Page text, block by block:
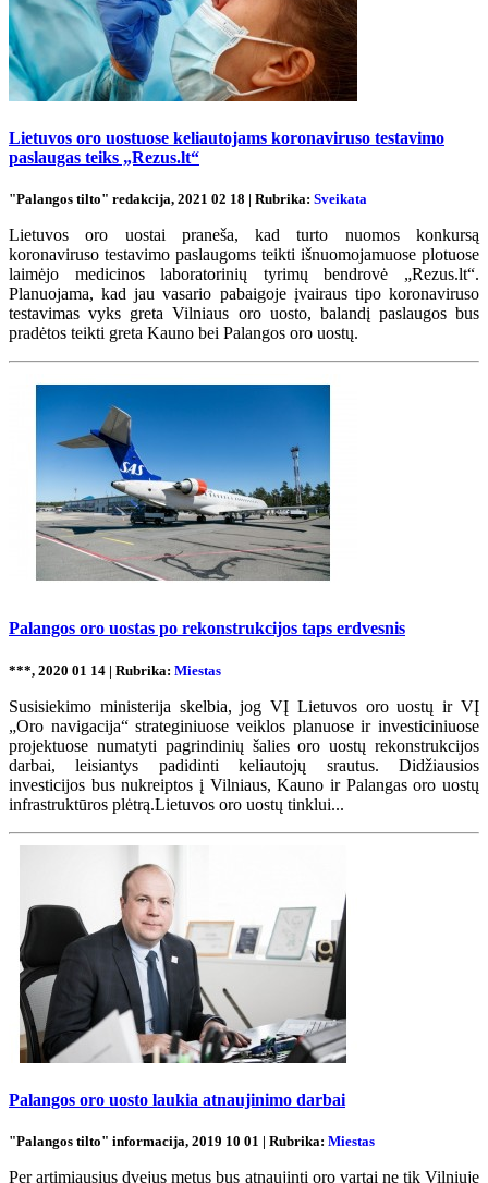
Lietuvos oro uostuose keliautojams koronaviruso testavimo
paslaugas teiks „Rezus.lt“
"Palangos tilto" redakcija, 2021 02 18 | Rubrika: Sveikata
Lietuvos oro uostai praneša, kad turto nuomos konkursą
koronaviruso testavimo paslaugoms teikti išnuomojamuose plotuose
laimėjo medicinos laboratorinių tyrimų bendrovė „Rezus.lt“.
Planuojama, kad jau vasario pabaigoje įvairaus tipo koronaviruso
testavimas vyks greta Vilniaus oro uosto, balandį paslaugos bus
pradėtos teikti greta Kauno bei Palangos oro uostų.
Palangos oro uostas po rekonstrukcijos taps erdvesnis
***, 2020 01 14 | Rubrika: Miestas
Susisiekimo ministerija skelbia, jog VĮ Lietuvos oro uostų ir VĮ
„Oro navigacija“ strateginiuose veiklos planuose ir investiciniuose
projektuose numatyti pagrindinių šalies oro uostų rekonstrukcijos
darbai, leisiantys padidinti keliautojų srautus. Didžiausios
investicijos bus nukreiptos į Vilniaus, Kauno ir Palangas oro uostų
infrastruktūros plėtrą.Lietuvos oro uostų tinklui...
Palangos oro uosto laukia atnaujinimo darbai
"Palangos tilto" informacija, 2019 10 01 | Rubrika: Miestas
Per artimiausius dvejus metus bus atnaujinti oro vartai ne tik Vilniuje